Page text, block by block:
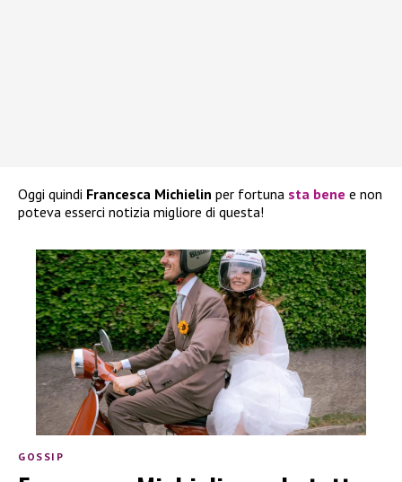
Oggi quindi Francesca Michielin per fortuna sta bene e non
poteva esserci notizia migliore di questa!
GOSSIP